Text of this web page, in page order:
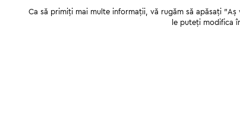
Ca să primiți mai multe informații, vă rugăm să apăsați
le puteți modifica